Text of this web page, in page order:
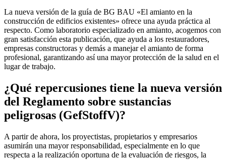
La nueva versión de la guía de BG BAU «El amianto en la
construcción de edificios existentes» ofrece una ayuda práctica al
respecto. Como laboratorio especializado en amianto, acogemos con
gran satisfacción esta publicación, que ayuda a los restauradores,
empresas constructoras y demás a manejar el amianto de forma
profesional, garantizando así una mayor protección de la salud en el
lugar de trabajo.
¿Qué repercusiones tiene la nueva versión
del Reglamento sobre sustancias
peligrosas (GefStoffV)?
A partir de ahora, los proyectistas, propietarios y empresarios
asumirán una mayor responsabilidad, especialmente en lo que
respecta a la realización oportuna de la evaluación de riesgos, la